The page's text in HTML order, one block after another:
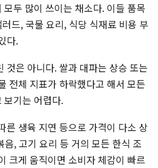
두 많이 쓰이는 채소다. 이들 품목
드, 국물 요리, 식당 식재료 비용 부
다.
것은 아니다. 쌀과 대파는 상승 또는
전체 지표가 하락했다고 해서 모든
보기는 어렵다.
른 생육 지연 등으로 가격이 다소 상
, 고기 요리 등 거의 모든 한식 조
크게 움직이면 소비자 체감이 빠르